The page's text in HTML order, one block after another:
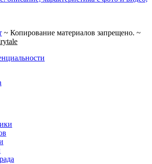
~ Копирование материалов запрещено. ~